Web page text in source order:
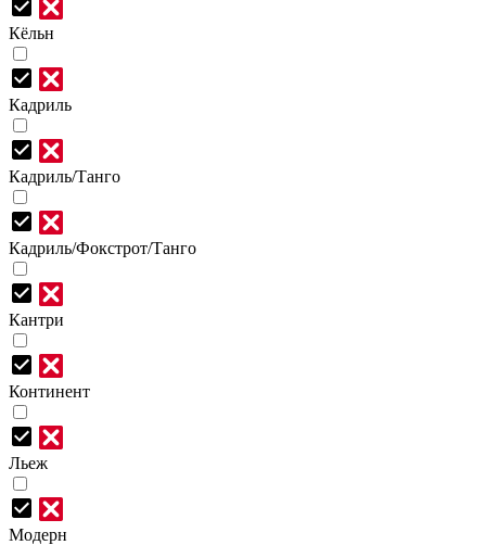
Кёльн
Кадриль
Кадриль/Танго
Кадриль/Фокстрот/Танго
Кантри
Континент
Льеж
Модерн